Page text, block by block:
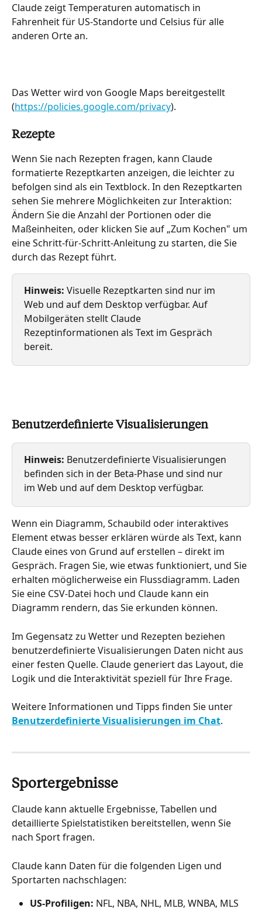
Claude zeigt Temperaturen automatisch in
Fahrenheit für US-Standorte und Celsius für alle
anderen Orte an.
Das Wetter wird von Google Maps bereitgestellt
(https://policies.google.com/privacy).
Rezepte
Wenn Sie nach Rezepten fragen, kann Claude
formatierte Rezeptkarten anzeigen, die leichter zu
befolgen sind als ein Textblock. In den Rezeptkarten
sehen Sie mehrere Möglichkeiten zur Interaktion:
Ändern Sie die Anzahl der Portionen oder die
Maßeinheiten, oder klicken Sie auf „Zum Kochen" um
eine Schritt-für-Schritt-Anleitung zu starten, die Sie
durch das Rezept führt.
Hinweis: Visuelle Rezeptkarten sind nur im
Web und auf dem Desktop verfügbar. Auf
Mobilgeräten stellt Claude
Rezeptinformationen als Text im Gespräch
bereit.
Benutzerdefinierte Visualisierungen
Hinweis: Benutzerdefinierte Visualisierungen
befinden sich in der Beta-Phase und sind nur
im Web und auf dem Desktop verfügbar.
Wenn ein Diagramm, Schaubild oder interaktives
Element etwas besser erklären würde als Text, kann
Claude eines von Grund auf erstellen – direkt im
Gespräch. Fragen Sie, wie etwas funktioniert, und Sie
erhalten möglicherweise ein Flussdiagramm. Laden
Sie eine CSV-Datei hoch und Claude kann ein
Diagramm rendern, das Sie erkunden können.
Im Gegensatz zu Wetter und Rezepten beziehen
benutzerdefinierte Visualisierungen Daten nicht aus
einer festen Quelle. Claude generiert das Layout, die
Logik und die Interaktivität speziell für Ihre Frage.
Weitere Informationen und Tipps finden Sie unter
Benutzerdefinierte Visualisierungen im Chat.
Sportergebnisse
Claude kann aktuelle Ergebnisse, Tabellen und
detaillierte Spielstatistiken bereitstellen, wenn Sie
nach Sport fragen.
Claude kann Daten für die folgenden Ligen und
Sportarten nachschlagen:
US-Profiligen: NFL, NBA, NHL, MLB, WNBA, MLS